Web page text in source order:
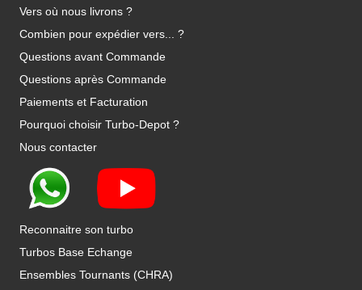
Vers où nous livrons ?
Combien pour expédier vers... ?
Questions avant Commande
Questions après Commande
Paiements et Facturation
Pourquoi choisir Turbo-Depot ?
Nous contacter
Reconnaitre son turbo
Turbos Base Echange
Ensembles Tournants (CHRA)